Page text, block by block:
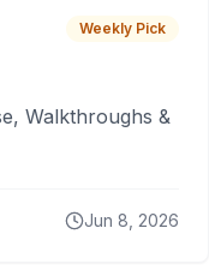
Weekly Pick
Walkthroughs &
Jun 8, 2026